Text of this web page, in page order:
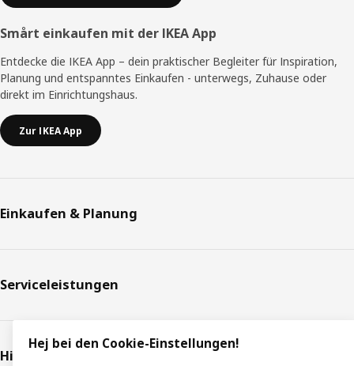
Smårt einkaufen mit der IKEA App
Entdecke die IKEA App – dein praktischer Begleiter für Inspiration,
Planung und entspanntes Einkaufen - unterwegs, Zuhause oder
direkt im Einrichtungshaus.
Zur IKEA App
Einkaufen & Planung
Serviceleistungen
Hilfe & Support
Hej bei den Cookie-Einstellungen!